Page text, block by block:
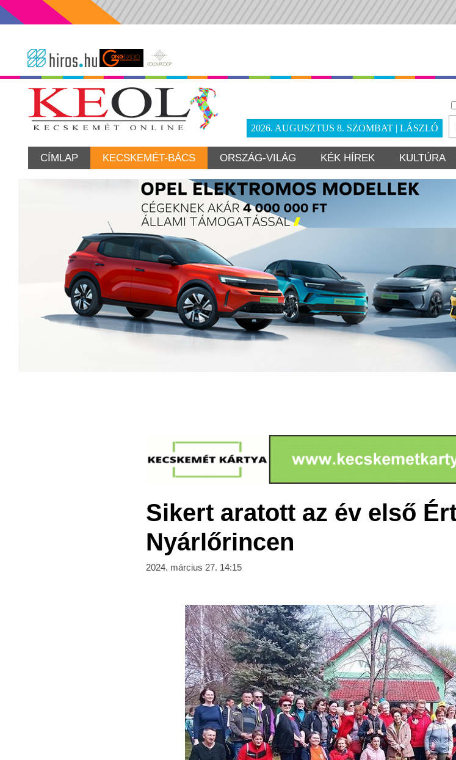
2026. AUGUSZTUS 8. SZOMBAT | LÁSZLÓ
CÍMLAP KECSKEMÉT-BÁCS ORSZÁG-VILÁG KÉK HÍREK KULTÚRA
Sikert aratott az év első
Nyárlőrincen
2024. március 27. 14:15